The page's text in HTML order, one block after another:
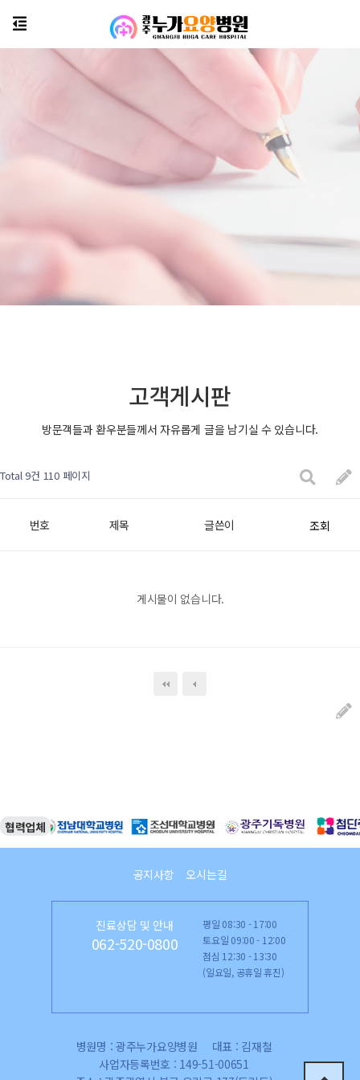
고객게시판
방문객들과 환우분들께서 자유롭게 글을 남기실 수 있습니다.
Total 9건 110 페이지
번호 제목 글쓴이 조회
게시물이 없습니다.
협력업체
공지사항 오시는길
진료상담 및 안내
062-520-0800
평일 08:30 - 17:00
토요일 09:00 - 12:00
점심 12:30 - 13:30
(일요일, 공휴일 휴진)
병원명 : 광주누가요양병원
대표 : 김재철
사업자등록번호 : 149-51-00651